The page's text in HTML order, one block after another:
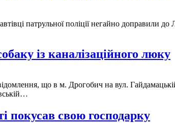
патрульної поліції негайно доправили
із каналізаційного люку
що в м. Дрогобич на вул.
покусав свою господарку